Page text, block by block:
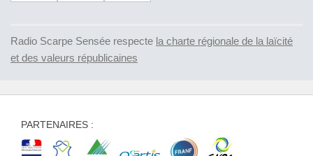
Radio Scarpe Sensée respecte la charte régionale de la laïcité
et des valeurs républicaines
PARTENAIRES :